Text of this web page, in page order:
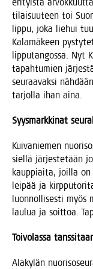
eri­tyis­tä arvok­kuut­ta
tilai­suu­teen toi
lip­pu, joka lie­hui
Kala­mä­keen
lip­pu­tan­gos­sa. Nyt
tapah­tu­mien
seu­raa­vak­si
tar­jol­la ihan aina.
Syys­mark­ki­nat
Kui­va­nie­men
siel­lä jär­jes­te­tään
kaup­piai­ta, joil­la
lei­pää ja
luon­nol­li­ses­ti
lau­lua ja soit­toa.
Toi­vo­las­sa
Ala­ky­län